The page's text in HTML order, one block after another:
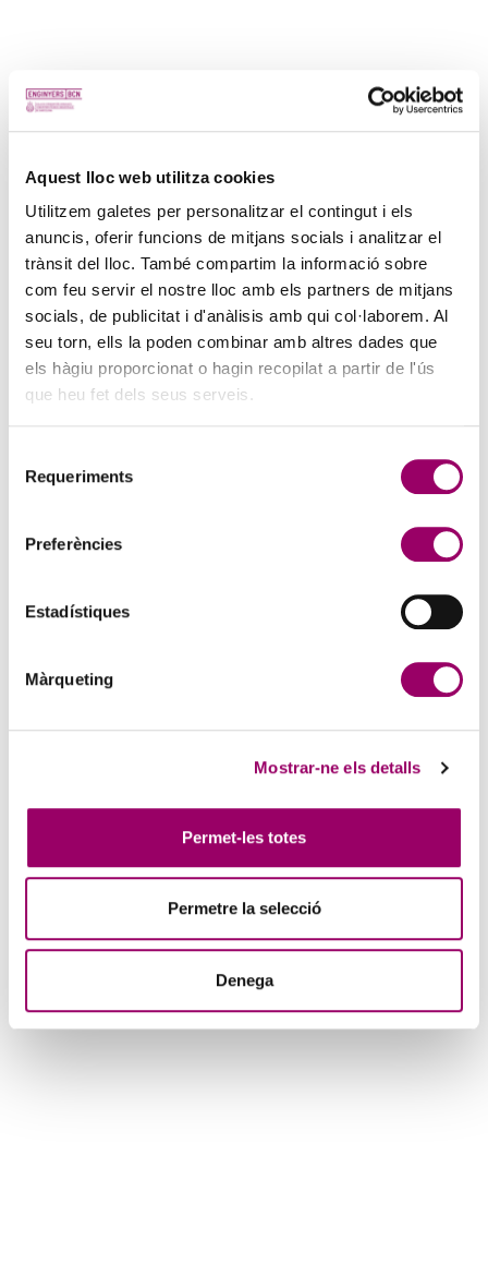
Aquest lloc web utilitza cookies
Utilitzem galetes per personalitzar el contingut i els
anuncis, oferir funcions de mitjans socials i analitzar el
trànsit del lloc. També compartim la informació sobre
com feu servir el nostre lloc amb els partners de mitjans
socials, de publicitat i d'anàlisis amb qui col·laborem. Al
seu torn, ells la poden combinar amb altres dades que
els hàgiu proporcionat o hagin recopilat a partir de l'ús
que heu fet dels seus serveis.
Requeriments
Preferències
Estadístiques
Màrqueting
Mostrar-ne els detalls
Permet-les totes
Permetre la selecció
Denega